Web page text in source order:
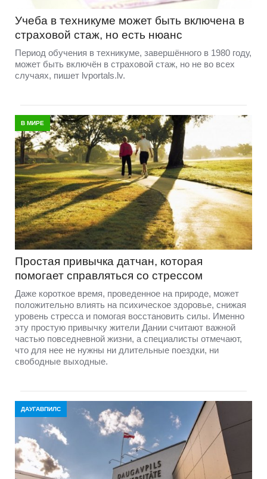
Учеба в техникуме может быть включена в
страховой стаж, но есть нюанс
Период обучения в техникуме, завершённого в 1980 году,
может быть включён в страховой стаж, но не во всех
случаях, пишет lvportals.lv.
В МИРЕ
Простая привычка датчан, которая
помогает справляться со стрессом
Даже короткое время, проведенное на природе, может
положительно влиять на психическое здоровье, снижая
уровень стресса и помогая восстановить силы. Именно
эту простую привычку жители Дании считают важной
частью повседневной жизни, а специалисты отмечают,
что для нее не нужны ни длительные поездки, ни
свободные выходные.
ДАУГАВПИЛС